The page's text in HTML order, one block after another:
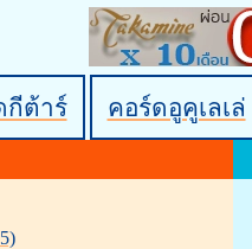
กีต้าร์ คอร์ดอูคูเลเล่